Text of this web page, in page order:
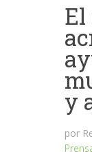
El
y
por